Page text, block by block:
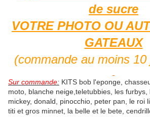
de sucre
VOTRE PHOTO OU
GATEAUX
(commande au moins
Sur commande: KITS bob l'eponge,
moto, blanche neige,teletubbies, les furbys,
mickey, donald, pinocchio, peter pan, le roi
titi et gros minnet, la belle et le bete,